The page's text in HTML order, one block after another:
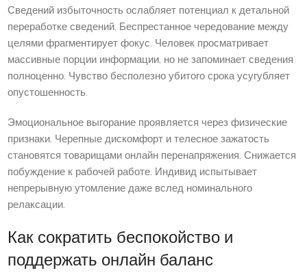
Сведений избыточность ослабляет потенциал к детальной
переработке сведений. Беспрестанное чередование между
целями фрагментирует фокус. Человек просматривает
массивные порции информации, но не запоминает сведения
полноценно. Чувство бесполезно убитого срока усугубляет
опустошенность.
Эмоциональное выгорание проявляется через физические
признаки. Черепные дискомфорт и телесное зажатость
становятся товарищами онлайн перенапряжения. Снижается
побуждение к рабочей работе. Индивид испытывает
непрерывную утомление даже вслед номинального
релаксации.
Как сократить беспокойство и
поддержать онлайн баланс